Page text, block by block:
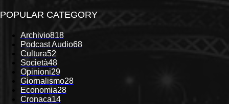
POPULAR CATEGORY
Archivio818
Podcast Audio68
Cultura52
Società48
Opinioni29
Giornalismo28
Economia28
Cronaca14